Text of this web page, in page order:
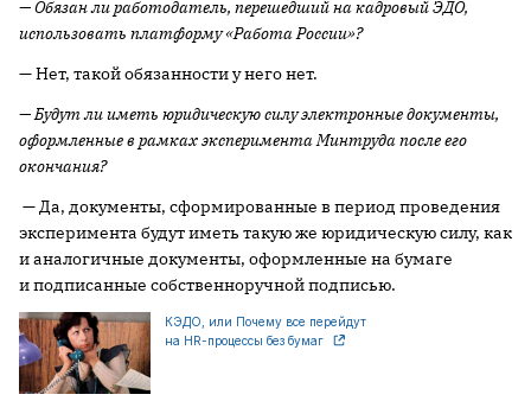
— Обязан ли работодатель, перешедший на кадровый ЭДО,
использовать платформу «Работа России»?
— Нет, такой обязанности у него нет.
— Будут ли иметь юридическую силу электронные документы,
оформленные в рамках эксперимента Минтруда после его
окончания?
— Да, документы, сформированные в период проведения
эксперимента будут иметь такую же юридическую силу, как
и аналогичные документы, оформленные на бумаге
и подписанные собственноручной подписью.
КЭДО, или Почему все перейдут
на HR-процессы без бумаг